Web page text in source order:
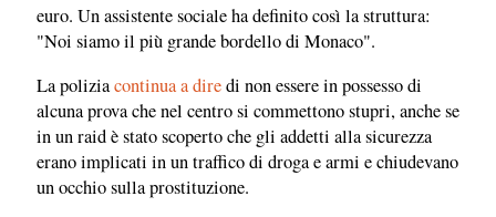
euro. Un assistente sociale ha definito così la struttura:
"Noi siamo il più grande bordello di Monaco".
La poliziacontinua a diredi non essere in possesso di
alcuna prova che nel centro si commettono stupri, anche se
in un raid è stato scoperto che gli addetti alla sicurezza
erano implicati in un traffico di droga e armi e chiudevano
un occhio sulla prostituzione.